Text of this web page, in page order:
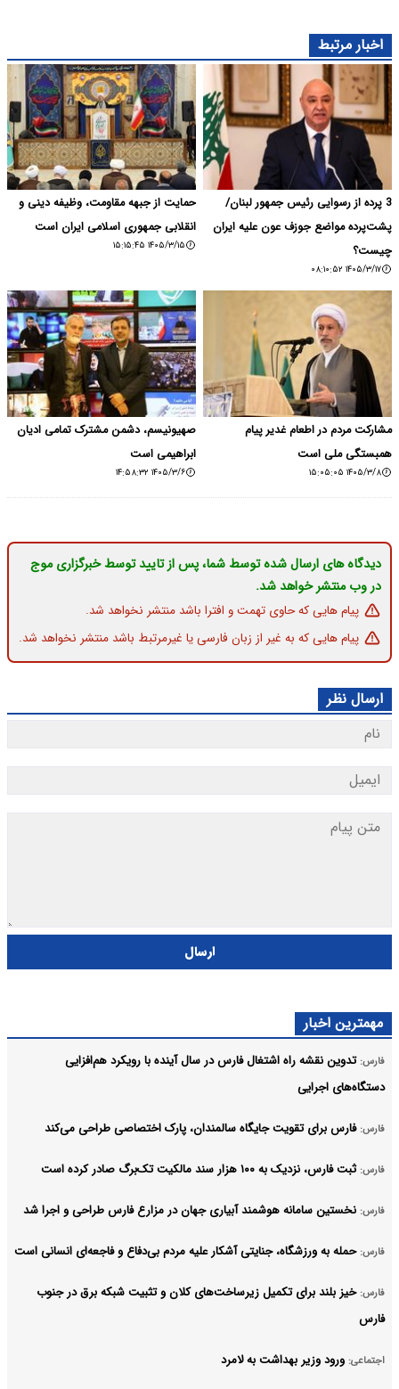
اخبار مرتبط
3 پرده از رسوایی رئیس جمهور لبنان/
پشت‌پرده مواضع جوزف عون علیه ایران
چیست؟
۱۴۰۵/۳/۱۷ ۰۸:۱۰:۵۲
حمایت از جبهه مقاومت، وظیفه دینی و
انقلابی جمهوری اسلامی ایران است
۱۴۰۵/۳/۱۵ ۱۵:۱۵:۴۵
مشارکت مردم در اطعام غدیر پیام
همبستگی ملی است
۱۴۰۵/۳/۸ ۱۵:۰۵:۰۵
صهیونیسم، دشمن مشترک تمامی ادیان
ابراهیمی است
۱۴۰۵/۳/۶ ۱۴:۵۸:۳۲
دیدگاه های ارسال شده توسط شما، پس از تایید توسط خبرگزاری موج
در وب منتشر خواهد شد.
پیام هایی که حاوی تهمت و افترا باشد منتشر نخواهد شد.
پیام هایی که به غیر از زبان فارسی یا غیرمرتبط باشد منتشر نخواهد شد.
ارسال نظر
ارسال
مهمترین اخبار
فارس: تدوین نقشه راه اشتغال فارس در سال آینده با رویکرد هم‌افزایی
دستگاه‌های اجرایی
فارس: فارس برای تقویت جایگاه سالمندان، پارک اختصاصی طراحی می‌کند
فارس: ثبت فارس، نزدیک به ۱۰۰ هزار سند مالکیت تک‌برگ صادر کرده است
فارس: نخستین سامانه هوشمند آبیاری جهان در مزارع فارس طراحی و اجرا شد
فارس: حمله به ورزشگاه، جنایتی آشکار علیه مردم بی‌دفاع و فاجعه‌ای انسانی است
فارس: خیز بلند برای تکمیل زیرساخت‌های کلان و تثبیت شبکه برق در جنوب
فارس
اجتماعی: ورود وزیر بهداشت به لامرد